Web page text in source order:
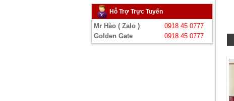
Hỗ Trợ Trực Tuyến
Mr Hào ( Zalo )
0918 45 0777
Golden Gate
0918 45 0777